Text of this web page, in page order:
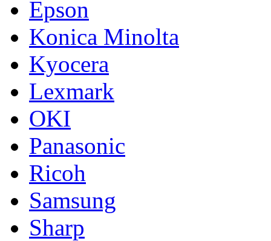
Epson
Konica Minolta
Kyocera
Lexmark
OKI
Panasonic
Ricoh
Samsung
Sharp